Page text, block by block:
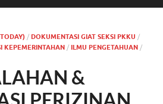
/ DOKUMENTASI GIAT SEKSI PKKU /
KEPEMERINTAHAN / ILMU PENGETAHUAN /
&